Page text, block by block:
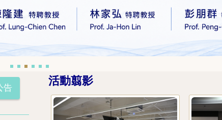
告
活動翦影